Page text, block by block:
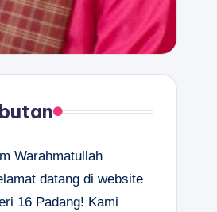
Warahmatullah
datang di website
16 Padang! Kami